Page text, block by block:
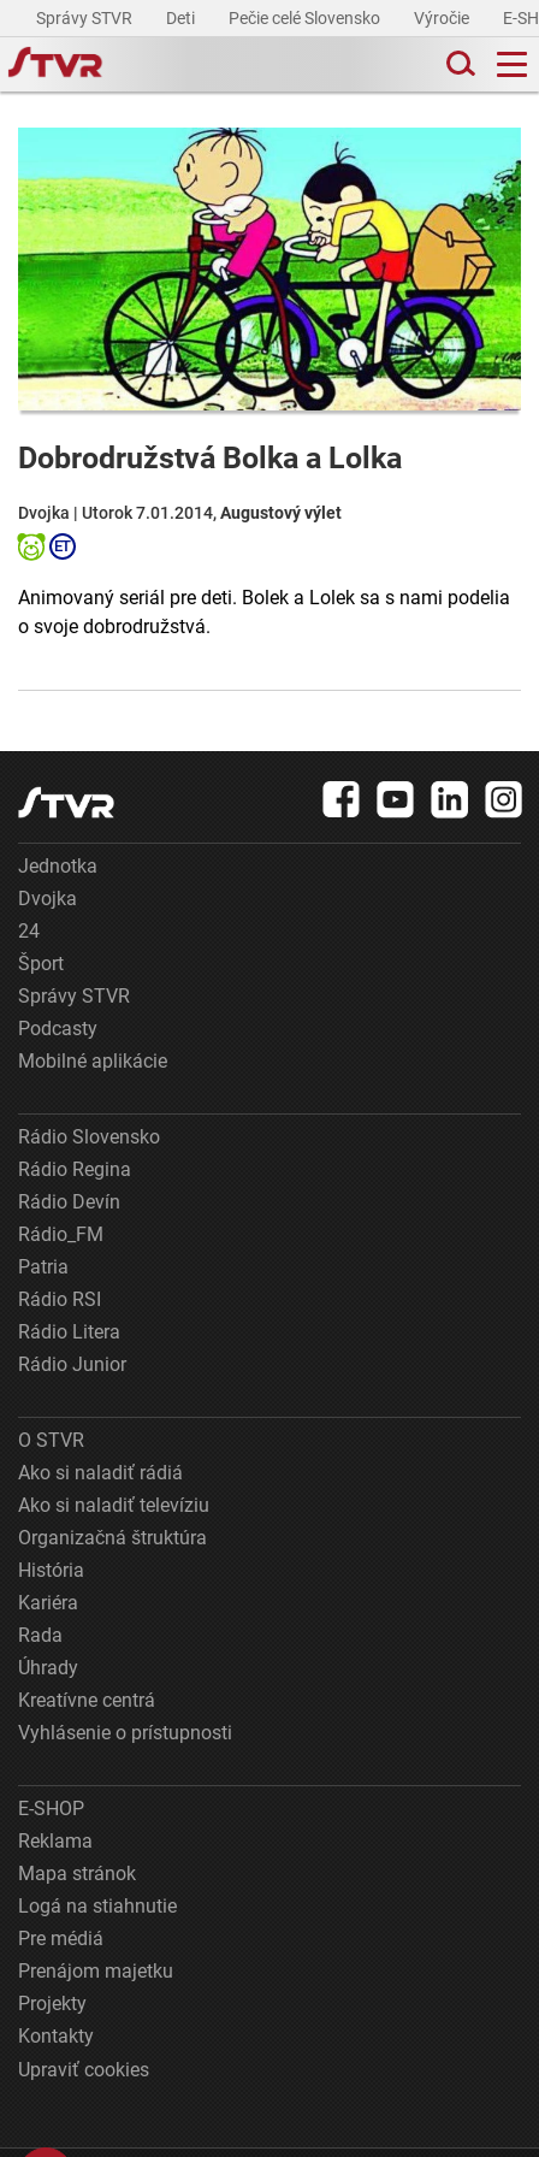
Správy STVR Deti Pečie celé Slovensko Výročie E-
Dobrodružstvá Bolka a Lolka
Dvojka | Utorok 7.01.2014,Augustový výlet
Animovaný seriál pre deti. Bolek a Lolek sa s nami podelia
o svoje dobrodružstvá.
Jednotka
Dvojka
24
Šport
Správy STVR
Podcasty
Mobilné aplikácie
Rádio Slovensko
Rádio Regina
Rádio Devín
Rádio_FM
Patria
Rádio RSI
Rádio Litera
Rádio Junior
O STVR
Ako si naladiť rádiá
Ako si naladiť televíziu
Organizačná štruktúra
História
Kariéra
Rada
Úhrady
Kreatívne centrá
Vyhlásenie o prístupnosti
E-SHOP
Reklama
Mapa stránok
Logá na stiahnutie
Pre médiá
Prenájom majetku
Projekty
Kontakty
Upraviť cookies